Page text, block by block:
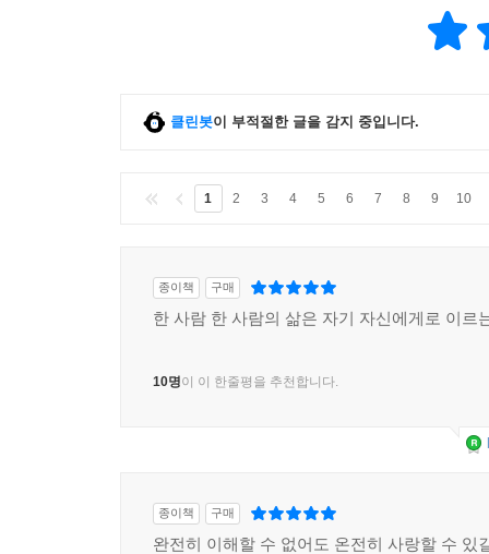
클린봇이 부적절한 글을 감지 중입니다.
1 2 3 4 5 6 7 8 9 10
종이책 구매
한 사람 한 사람의 삶은 자기 자신에게로 이르
10명이 이 한줄평을 추천합니다.
종이책 구매
완전히 이해할 수 없어도 온전히 사랑할 수 있